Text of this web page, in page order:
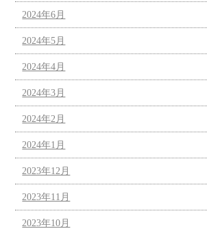
2024年6月
2024年5月
2024年4月
2024年3月
2024年2月
2024年1月
2023年12月
2023年11月
2023年10月